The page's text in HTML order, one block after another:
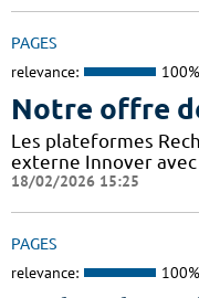
PAGES
relevance: 100%
Notre offre
Les plateformes
externe Innover avec
18/02/2026 15:25
PAGES
relevance: 100%